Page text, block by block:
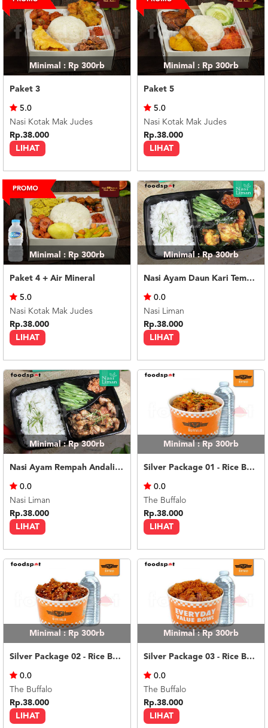
Minimal : Rp 300rb
Paket 3
LIHAT
5.0
Nasi Kotak Mak Judes
Rp.38.000
Minimal : Rp 300rb
Paket 5
LIHAT
5.0
Nasi Kotak Mak Judes
Rp.38.000
Minimal : Rp 300rb
Paket 4 + Air Mineral
LIHAT
5.0
Nasi Kotak Mak Judes
Rp.38.000
Minimal : Rp 300rb
Nasi Ayam Daun Kari Temurui
LIHAT
0.0
Nasi Liman
Rp.38.000
Minimal : Rp 300rb
Nasi Ayam Rempah Andaliman
LIHAT
0.0
Nasi Liman
Rp.38.000
Minimal : Rp 300rb
Silver Package 01 - Rice Bowl Chili Lime
LIHAT
0.0
The Buffalo
Rp.38.000
Minimal : Rp 300rb
Silver Package 02 - Rice Bowl Garlic Soy
LIHAT
0.0
The Buffalo
Rp.38.000
Minimal : Rp 300rb
Silver Package 03 - Rice Bowl Rub
LIHAT
0.0
The Buffalo
Rp.38.000